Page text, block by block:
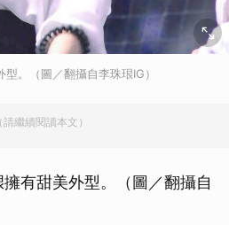
。（圖／翻攝自李珠珢IG）
請繼續閱讀本文）
有甜美外型。（圖／翻攝自